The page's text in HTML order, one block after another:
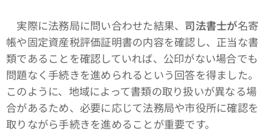
実際に法務局に問い合わせた結果、 司法書士が名寄
帳や固定資産税評価証明書の内容を確認し、正当な書
類であることを確認していれば、公印がない場合でも
問題なく手続きを進められるという回答を得ました。
このように、地域によって書類の取り扱いが異なる場
合があるため、必要に応じて法務局や市役所に確認を
取りながら手続きを進めることが重要です。